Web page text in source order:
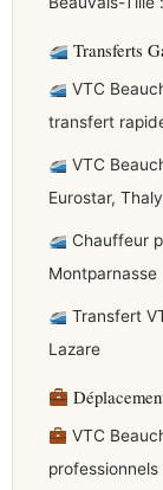
Transferts
VTC
transfert
VTC
Eurostar,
Chauffeur
Montparnasse
Transfert
Lazare
VTC